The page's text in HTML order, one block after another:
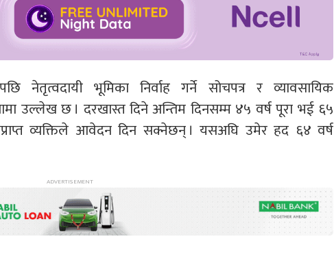
नेतृत्वदायी भूमिका निर्वाह गर्ने सोचपत्र र व्यावसायिक
उल्लेख छ । दरखास्त दिने अन्तिम दिनसम्म ४५ वर्ष पूरा भई ६५
व्यक्तिले आवेदन दिन सक्नेछन् । यसअघि उमेर हद ६४ वर्ष